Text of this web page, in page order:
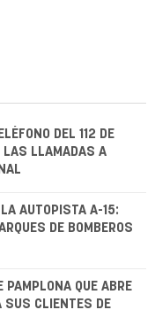
DEL 112 DE
LAS LLAMADAS A
AUTOPISTA A-15:
DE BOMBEROS
PAMPLONA QUE ABRE
SUS CLIENTES DE